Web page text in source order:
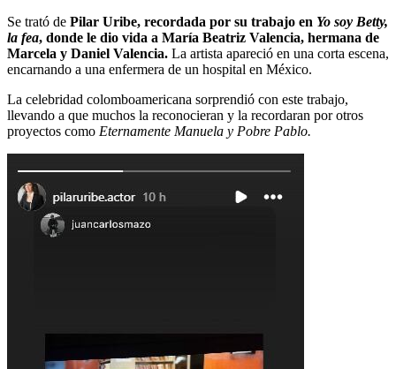
Se trató de Pilar Uribe, recordada por su trabajo en Yo soy Betty,
la fea, donde le dio vida a María Beatriz Valencia, hermana de
Marcela y Daniel Valencia. La artista apareció en una corta escena,
encarnando a una enfermera de un hospital en México.
La celebridad colomboamericana sorprendió con este trabajo,
llevando a que muchos la reconocieran y la recordaran por otros
proyectos como Eternamente Manuela y Pobre Pablo.